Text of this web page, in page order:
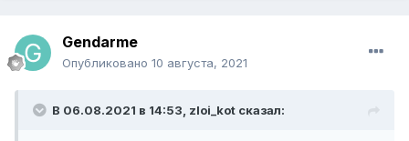
Gendarme
Опубликовано 10 августа, 2021
В 06.08.2021 в 14:53, zloi_kot сказал: